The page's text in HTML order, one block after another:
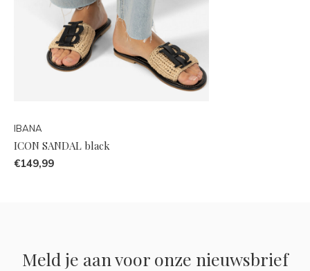
IBANA
ICON SANDAL black
€149,99
Meld je aan voor onze nieuwsbrief